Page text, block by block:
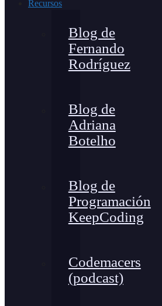
Recursos
Blog de
Fernando
Rodríguez
Blog de
Adriana
Botelho
Blog de
Programación
KeepCoding
Codemacers
(podcast)